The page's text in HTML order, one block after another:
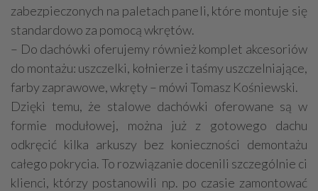
zabezpieczonych na paletach paneli, które montuje się
standardowo za pomocą wkrętów.
– Do dachówki oferujemy również komplet akcesoriów
do montażu: uszczelki, kołnierze i taśmy uszczelniające,
farby zaprawowe, wkręty – mówi Tomasz Kośniewski.
Dzięki temu, że stalowe dachówki oferowane są w
formie modułowej, można już z gotowego dachu
odkręcić kilka arkuszy bez konieczności demontażu
całego pokrycia. To rozwiązanie docenili szczególnie ci
klienci, którzy postanowili np. po czasie zamontować